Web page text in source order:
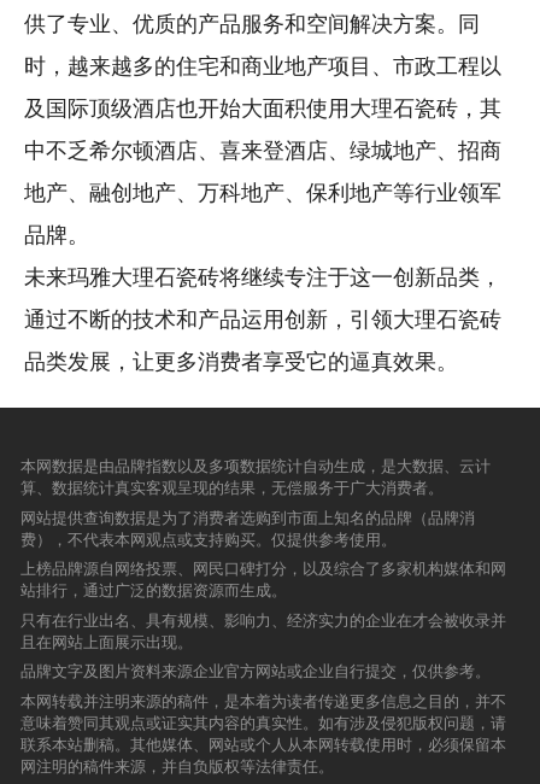
供了专业、优质的产品服务和空间解决方案。同
时，越来越多的住宅和商业地产项目、市政工程以
及国际顶级酒店也开始大面积使用大理石瓷砖，其
中不乏希尔顿酒店、喜来登酒店、绿城地产、招商
地产、融创地产、万科地产、保利地产等行业领军
品牌。
未来玛雅大理石瓷砖将继续专注于这一创新品类，
通过不断的技术和产品运用创新，引领大理石瓷砖
品类发展，让更多消费者享受它的逼真效果。
本网数据是由品牌指数以及多项数据统计自动生成，是大数据、云计
算、数据统计真实客观呈现的结果，无偿服务于广大消费者。
网站提供查询数据是为了消费者选购到市面上知名的品牌（品牌消
费），不代表本网观点或支持购买。仅提供参考使用。
上榜品牌源自网络投票、网民口碑打分，以及综合了多家机构媒体和网
站排行，通过广泛的数据资源而生成。
只有在行业出名、具有规模、影响力、经济实力的企业在才会被收录并
且在网站上面展示出现。
品牌文字及图片资料来源企业官方网站或企业自行提交，仅供参考。
本网转载并注明来源的稿件，是本着为读者传递更多信息之目的，并不
意味着赞同其观点或证实其内容的真实性。如有涉及侵犯版权问题，请
联系本站删稿。其他媒体、网站或个人从本网转载使用时，必须保留本
网注明的稿件来源，并自负版权等法律责任。